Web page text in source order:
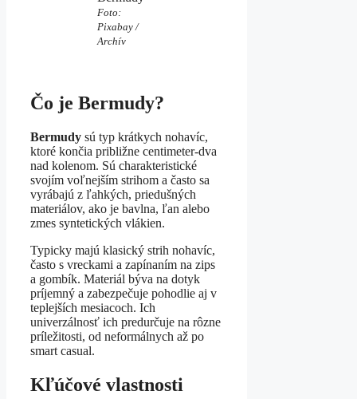
Foto:
Pixabay /
Archív
Čo je Bermudy?
Bermudy sú typ krátkych nohavíc,
ktoré končia približne centimeter-dva
nad kolenom. Sú charakteristické
svojím voľnejším strihom a často sa
vyrábajú z ľahkých, priedušných
materiálov, ako je bavlna, ľan alebo
zmes syntetických vlákien.
Typicky majú klasický strih nohavíc,
často s vreckami a zapínaním na zips
a gombík. Materiál býva na dotyk
príjemný a zabezpečuje pohodlie aj v
teplejších mesiacoch. Ich
univerzálnosť ich predurčuje na rôzne
príležitosti, od neformálnych až po
smart casual.
Kľúčové vlastnosti